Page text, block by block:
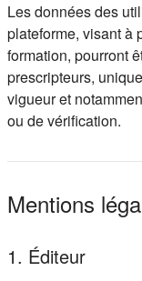
Les données des
plateforme, visant à
formation, pourront
prescripteurs,
vigueur et
ou de vérification.
Mentions
1. Éditeur